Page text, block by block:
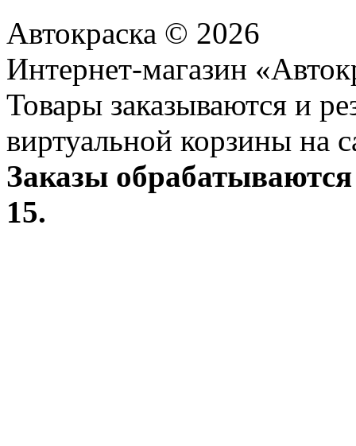
Автокраска © 2026
Интернет-магазин
Товары заказываются и
виртуальной корзины на
Заказы
15.